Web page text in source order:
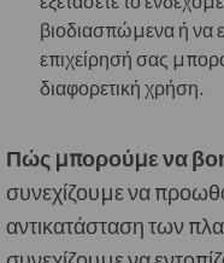
βιοδιασπώμενα ή να
επιχείρησή σας
διαφορετική χρήση.
Πώς μπορούμε να
συνεχίζουμε να
αντικατάσταση των